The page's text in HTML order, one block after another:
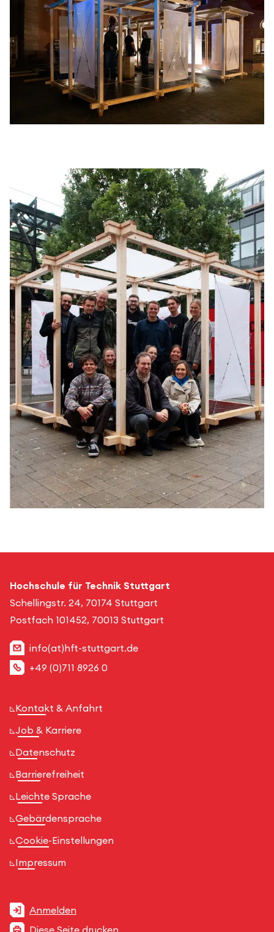
Hochschule für Technik Stuttgart
Schellingstr. 24, 70174 Stuttgart
Postfach 101452, 70013 Stuttgart
info(at)hft-stuttgart.de
+49 (0)711 8926 0
Kontakt & Anfahrt
Job & Karriere
Datenschutz
Barrierefreiheit
Leichte Sprache
Gebärdensprache
Cookie-Einstellungen
Impressum
Anmelden
Diese Seite drucken